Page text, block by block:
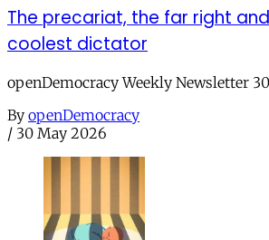
The precariat, the far right
coolest dictator
openDemocracy Weekly Newsletter
By openDemocracy
/ 30 May 2026